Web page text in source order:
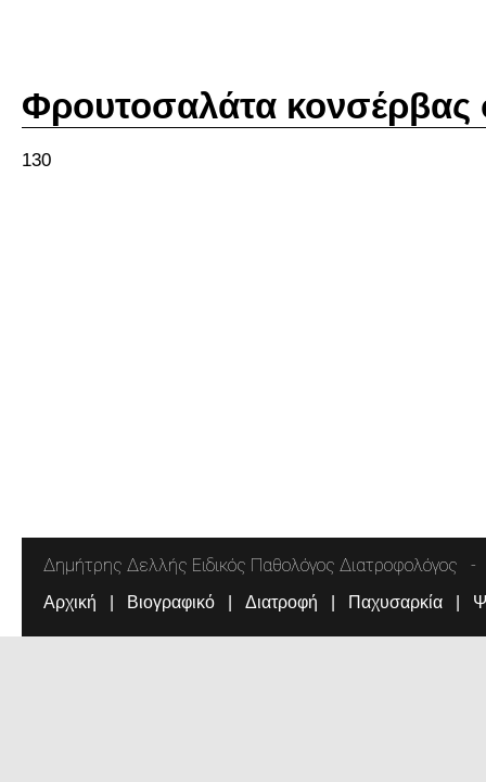
Φρουτοσαλάτα κονσέρβας
130
Δημήτρης Δελλής Ειδικός Παθολόγος Διατροφολόγος
Αρχική Βιογραφικό Διατροφή Παχυσαρκία